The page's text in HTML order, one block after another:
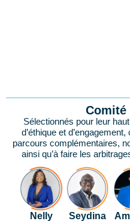
Comité
Sélectionnés pour leur
d’éthique et
parcours complémentaires,
ainsi qu’à faire les
Nelly
Seydina